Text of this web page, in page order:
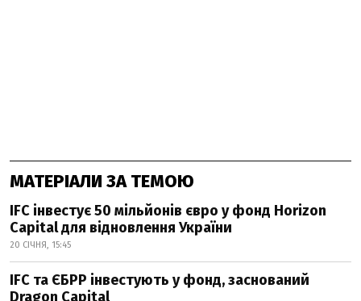
МАТЕРІАЛИ ЗА ТЕМОЮ
IFC інвестує 50 мільйонів євро у фонд Horizon
Capital для відновлення України
20 СІЧНЯ, 15:45
IFC та ЄБРР інвестують у фонд, заснований
Dragon Capital